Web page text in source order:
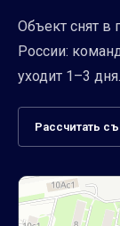
Объект снят
России:
уходит 1–3 дня.
Рассчитать